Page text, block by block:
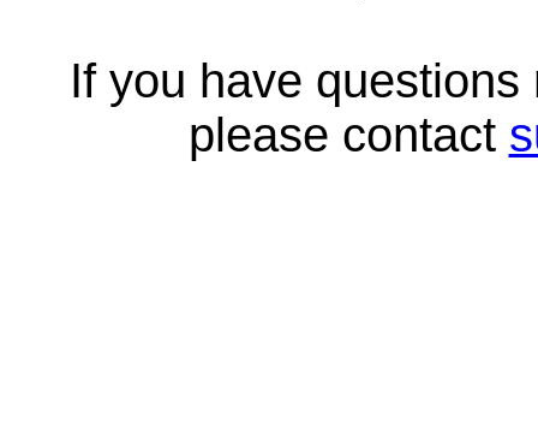
If you have
please contact